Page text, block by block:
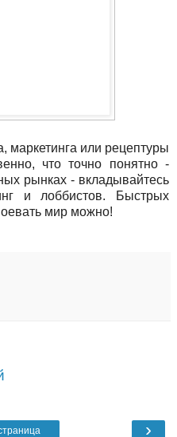
маркетинга или рецептуры
что точно понятно -
рынках - вкладывайтесь
и лоббистов. Быстрых
мир можно!
›